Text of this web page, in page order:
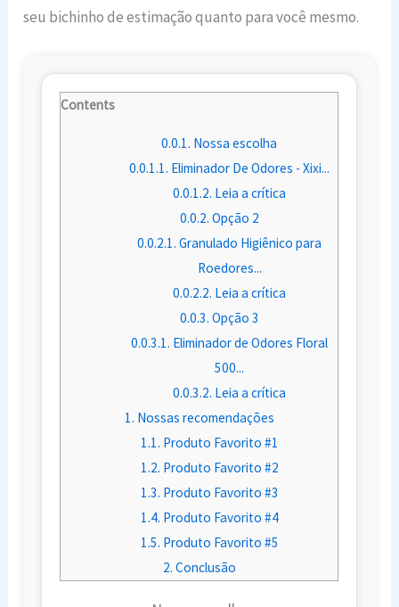
seu bichinho de estimação quanto para você mesmo.
Contents
0.0.1. Nossa escolha
0.0.1.1. Eliminador De Odores - Xixi...
0.0.1.2. Leia a crítica
0.0.2. Opção 2
0.0.2.1. Granulado Higiênico para
Roedores...
0.0.2.2. Leia a crítica
0.0.3. Opção 3
0.0.3.1. Eliminador de Odores Floral
500...
0.0.3.2. Leia a crítica
1. Nossas recomendações
1.1. Produto Favorito #1
1.2. Produto Favorito #2
1.3. Produto Favorito #3
1.4. Produto Favorito #4
1.5. Produto Favorito #5
2. Conclusão